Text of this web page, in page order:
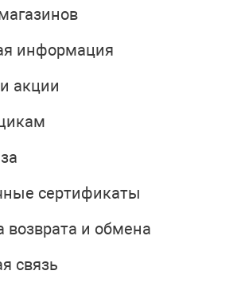
информация
акции
сертификаты
возврата и обмена
связь